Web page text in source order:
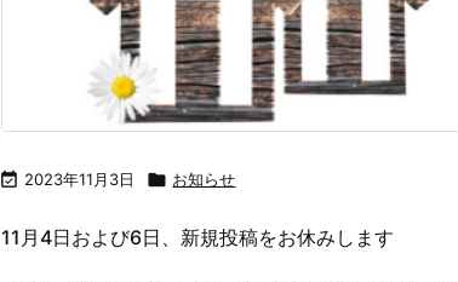
 2023年11月3日  お知らせ
11月4日および6日、新規投稿をお休みします